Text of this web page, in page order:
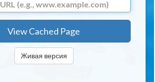
View Cached Page
Живая версия